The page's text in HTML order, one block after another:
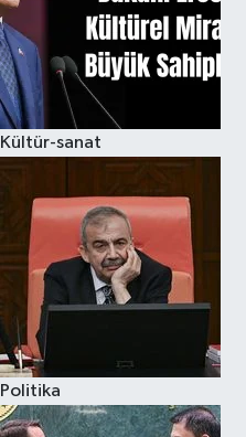
Kültür-sanat
Politika